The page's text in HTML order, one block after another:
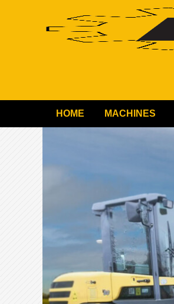
HOME MACHINES